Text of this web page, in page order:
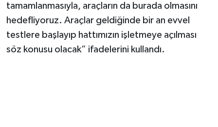
tamamlanmasıyla, araçların da burada olmasını
hedefliyoruz. Araçlar geldiğinde bir an evvel
testlere başlayıp hattımızın işletmeye açılması
söz konusu olacak” ifadelerini kullandı.